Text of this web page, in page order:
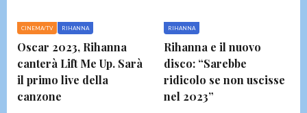
CINEMA/TV RIHANNA
Oscar 2023, Rihanna
canterà Lift Me Up. Sarà
il primo live della
canzone
RIHANNA
Rihanna e il nuovo
disco: “Sarebbe
ridicolo se non uscisse
nel 2023”